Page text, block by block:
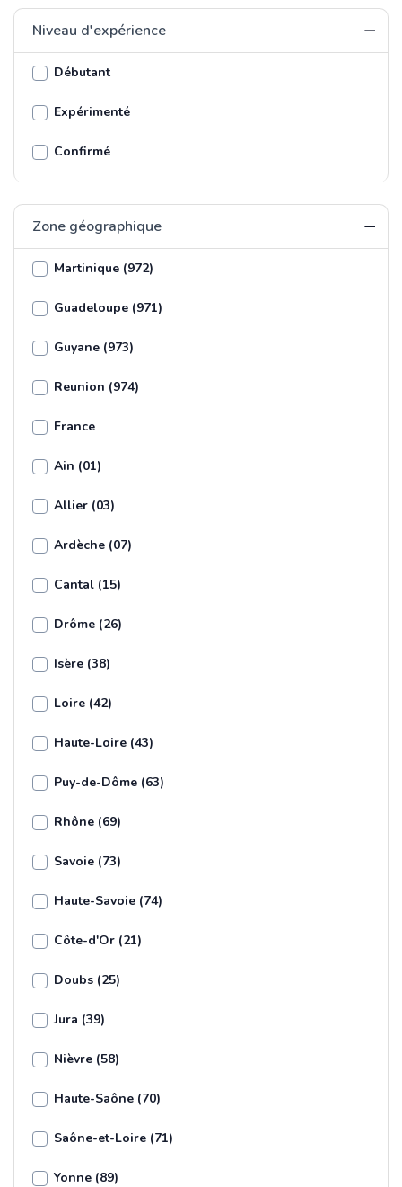
Niveau d'expérience
Débutant
Expérimenté
Confirmé
Zone géographique
Martinique (972)
Guadeloupe (971)
Guyane (973)
Reunion (974)
France
Ain (01)
Allier (03)
Ardèche (07)
Cantal (15)
Drôme (26)
Isère (38)
Loire (42)
Haute-Loire (43)
Puy-de-Dôme (63)
Rhône (69)
Savoie (73)
Haute-Savoie (74)
Côte-d'Or (21)
Doubs (25)
Jura (39)
Nièvre (58)
Haute-Saône (70)
Saône-et-Loire (71)
Yonne (89)